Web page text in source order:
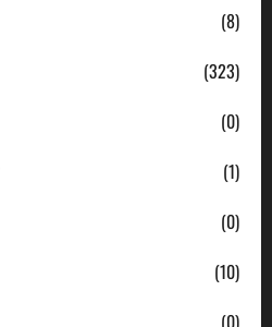
(8)
(323)
(0)
(1)
(0)
(10)
(0)